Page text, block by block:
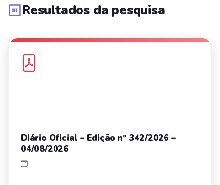
Resultados da pesquisa
Diário Oficial – Edição nº 342/2026 –
04/08/2026